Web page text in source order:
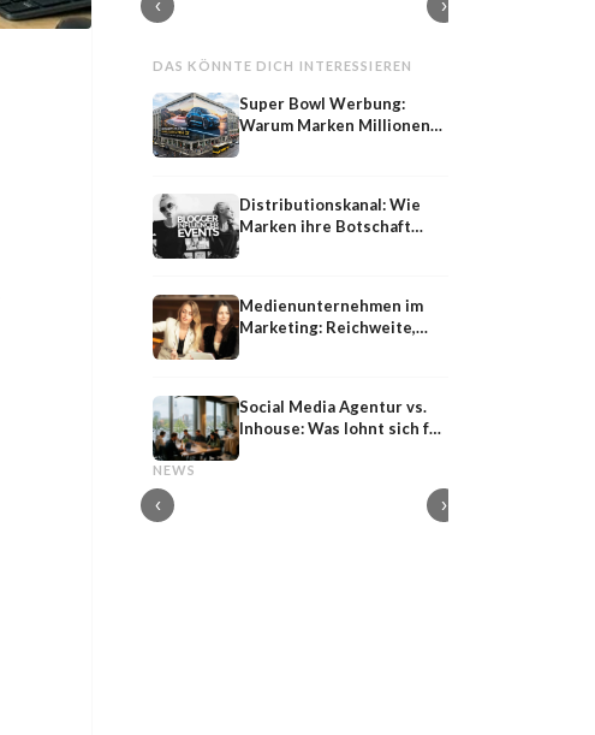
‹ ›
DAS KÖNNTE DICH INTERESSIEREN
Super Bowl Werbung:
Warum Marken Millionen
Distributionskanal: Wie
Marken ihre Botschaft
Medienunternehmen im
Marketing: Reichweite,
Social Media Agentur vs.
Inhouse: Was lohnt sich für
NEWS
‹
Shared
Shared Media: Definition, Bedeutung und
›